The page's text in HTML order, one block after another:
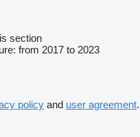
section
from 2017 to 2023
policy and user agreement.